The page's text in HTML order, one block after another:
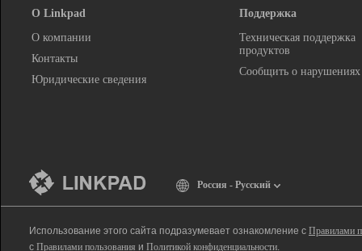
О Linkpad
О компании
Контакты
Юридические сведения
Поддержка
Техническая поддержка
продуктов
Сообщить о нарушениях
Россия - Русский
Использование этого сайта подразумевает ознакомление с Правилами
с Правилами пользования и Политикой конфиденциальности.